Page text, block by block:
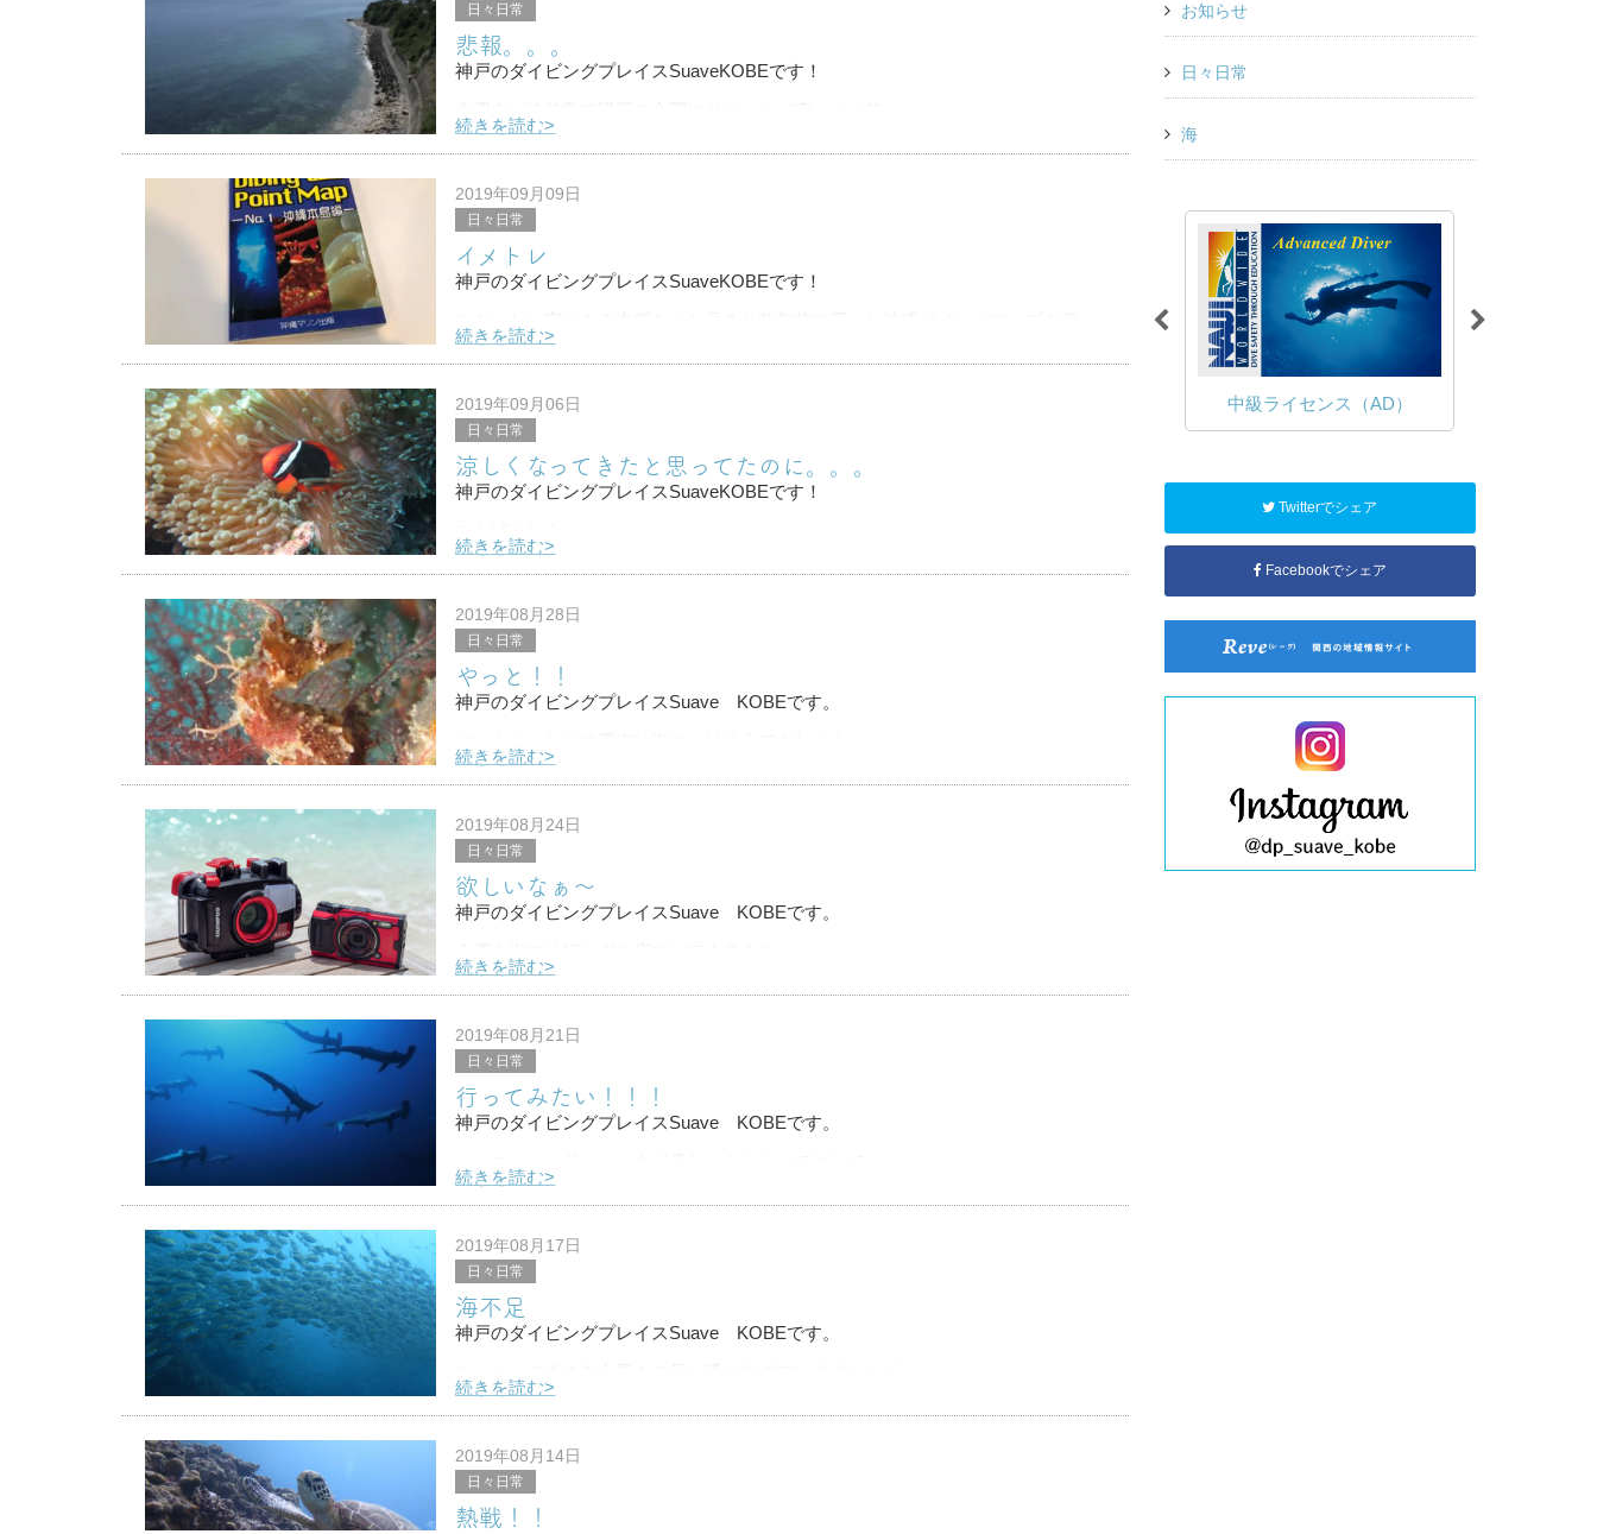
今週末
日々日常
悲報。。。
神戸のダイビングプレイスSuaveKOBEです！
飛ばして撮影してみようと思いやってみたんですが。。。
安いやつなんでちょっと風があると制御不能に
続きを読む>
2019年09月09日
日々日常
イメトレ
神戸のダイビングプレイスSuaveKOBEです！
見！！
続きを読む>
2019年09月06日
日々日常
涼しくなってきたと思ってたのに。。。
神戸のダイビングプレイスSuaveKOBEです！
９月に入ってちょっとは涼しくなってきたかなと思ってましたが
今日はめちゃくちゃ暑かったですね
そろそろ暑さも落ち着い
続きを読む>
2019年08月28日
日々日常
やっと！！
神戸のダイビングプレイスSuave KOBEです。
８月３日に潜ったのが最後だから約１ヶ月ぶり！！！
前に潜った時にいた生物は台風でどーなってるのでしょ
続きを読む>
2019年08月24日
日々日常
欲しいなぁ～
神戸のダイビングプレイスSuave KOBEです。
なので今日は最近欲しいもの！！ってことで
オリンパスから最近発売されたTG-6☆
今使ってるカメ
続きを読む>
2019年08月21日
日々日常
行ってみたい！！！
神戸のダイビングプレイスSuave KOBEです。
日本でも神子元や与那国で見れたりするんですが
せっかく見るなら海外かなと思って色々調べてみたんです
続きを読む>
2019年08月17日
日々日常
海不足
神戸のダイビングプレイスSuave KOBEです。
まだまだ海への影響は残ってるみたいですね。。。
早く回復してほしい！！！
そして海
続きを読む>
2019年08月14日
日々日常
熱戦！！
お知らせ
日々日常
海
中級ライセンス（AD）
Twitterでシェア
Facebookでシェア